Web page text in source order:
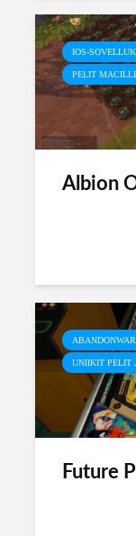
IOS-
PELIT
Albion
UNIIKIT PELIT
Future